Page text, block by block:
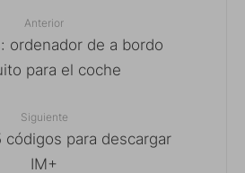
Anterior
ordenador de a bordo
para el coche
Siguiente
códigos para descargar
IM+